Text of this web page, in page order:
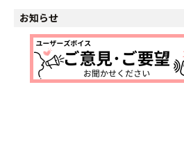
お知らせ